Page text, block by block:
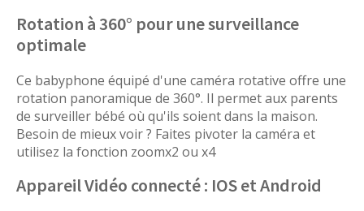
Rotation à 360° pour une surveillance
optimale
Ce babyphone équipé d'une caméra rotative offre une
rotation panoramique de 360°. Il permet aux parents
de surveiller bébé où qu'ils soient dans la maison.
Besoin de mieux voir ? Faites pivoter la caméra et
utilisez la fonction zoomx2 ou x4
Appareil Vidéo connecté : IOS et Android